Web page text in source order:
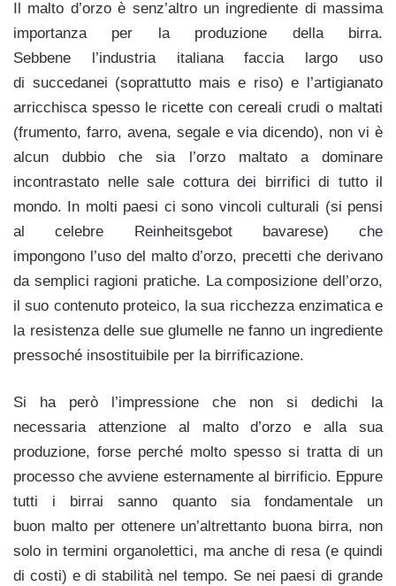
Il malto d’orzo è senz’altro un ingrediente di massima
importanza per la produzione della birra.
Sebbene l’industria italiana faccia largo uso
di succedanei (soprattutto mais e riso) e l’artigianato
arricchisca spesso le ricette con cereali crudi o maltati
(frumento, farro, avena, segale e via dicendo), non vi è
alcun dubbio che sia l’orzo maltato a dominare
incontrastato nelle sale cottura dei birrifici di tutto il
mondo. In molti paesi ci sono vincoli culturali (si pensi
al celebre Reinheitsgebot bavarese) che
impongono l’uso del malto d’orzo, precetti che derivano
da semplici ragioni pratiche. La composizione dell’orzo,
il suo contenuto proteico, la sua ricchezza enzimatica e
la resistenza delle sue glumelle ne fanno un ingrediente
pressoché insostituibile per la birrificazione.
Si ha però l’impressione che non si dedichi la
necessaria attenzione al malto d’orzo e alla sua
produzione, forse perché molto spesso si tratta di un
processo che avviene esternamente al birrificio. Eppure
tutti i birrai sanno quanto sia fondamentale un
buon malto per ottenere un’altrettanto buona birra, non
solo in termini organolettici, ma anche di resa (e quindi
di costi) e di stabilità nel tempo. Se nei paesi di grande